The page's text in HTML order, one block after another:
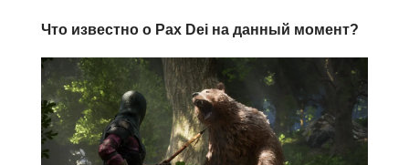
Что известно о Pax Dei на данный момент?